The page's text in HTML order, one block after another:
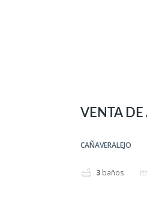
VENTA
CAÑAVERALEJO
3 baños